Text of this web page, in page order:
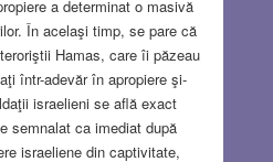
a determinat o masivă
În acelaşi timp, se pare că
Hamas, care îi păzeau
într-adevăr în apropiere şi-
israelieni se află exact
semnalat ca imediat după
israeliene din captivitate,